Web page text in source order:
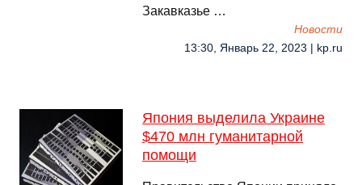
Закавказье …
Новости
13:30, Январь 22, 2023 | kp.ru
Япония выделила Украине
$470 млн гуманитарной
помощи